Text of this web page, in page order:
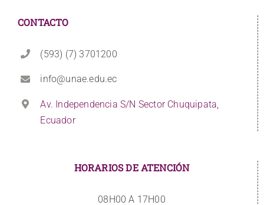
CONTACTO
(593) (7) 3701200
info@unae.edu.ec
Av. Independencia S/N Sector Chuquipata,
Ecuador
HORARIOS DE ATENCIÓN
08H00 A 17H00